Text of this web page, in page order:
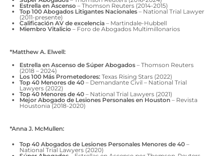
Estrella en Ascenso – Thomson Reuters (2014-2015)
Top 100 Abogados Litigantes Nacionales – National Trial Lawyer
(2011-presente)
Calificación AV de excelencia – Martindale-Hubbell
Miembro Vitalicio – Foro de Abogados Multimillonarios
*Matthew A. Elwell:
Estrella en Ascenso de Súper Abogados – Thomson Reuters
(2018 – 2024)
Los 100 Más Prometedores: Texas Rising Stars (2022)
Top 40 Menores de 40 – Demandante Civil – National Trial
Lawyers (2022)
Top 40 Menores de 40 – National Trial Lawyers (2021)
Mejor Abogado de Lesiones Personales en Houston– Revista
Houstonia (2018-2020)
*Anna J. McMullen:
Top 40 Abogados de Lesiones Personales Menores de 40 –
National Trial Lawyers (2020)